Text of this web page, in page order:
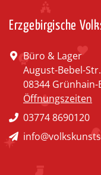
Erzgebirgische
Büro & Lager
August-Bebel-
08344 Grünhain-
Öffnungszeiten
03774 8690120